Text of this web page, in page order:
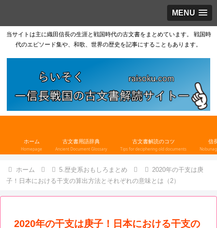
MENU
当サイトは主に織田信長の生涯と戦国時代の古文書をまとめています。 戦国時
代のエピソード集や、和歌、世界の歴史を記事にすることもあります。
ホーム
Homepage
古文書用語辞典
Ancient Document Glossary
古文書解読のコツ
Tips for deciphering old documents
信
ホーム 5.歴史系おもしろまとめ
2020年の干支は庚
子！日本における干支の算出方法とそれぞれの意味とは（2）
2020年の干支は庚子！日本における干支の